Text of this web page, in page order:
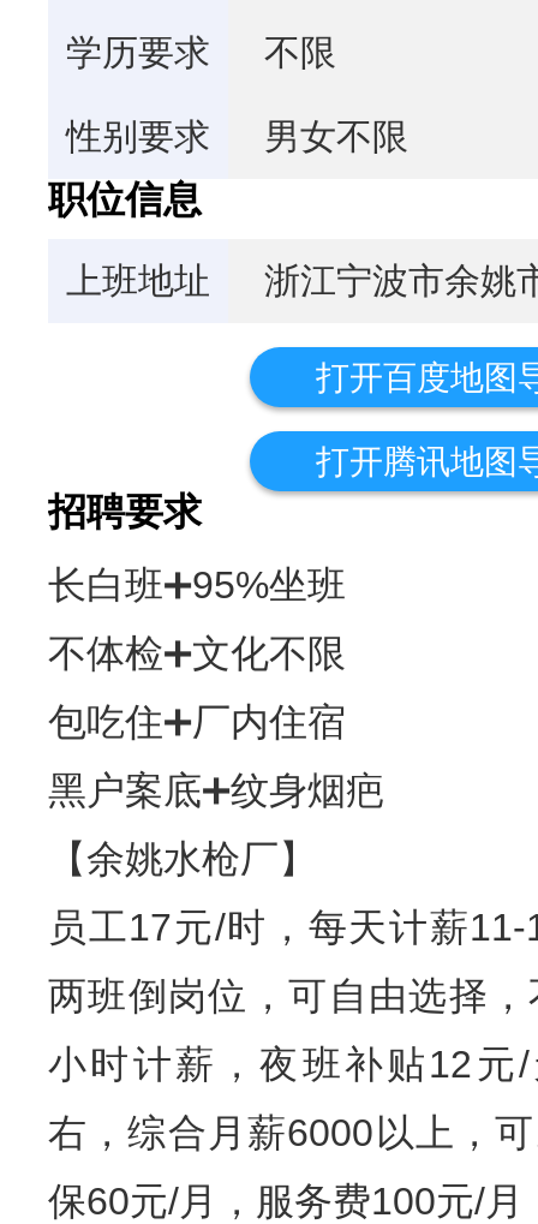
学历要求 不限
性别要求 男女不限
职位信息
上班地址 浙江宁波市余姚
打开百度地图
打开腾讯地图
招聘要求
长白班➕95%坐班
不体检➕文化不限
包吃住➕厂内住宿
黑户案底➕纹身烟疤
【余姚水枪厂】
员工17元/时，每天计薪
两班倒岗位，可自由选择
小时计薪，夜班补贴12元
右，综合月薪6000以上，
保60元/月，服务费100元/月